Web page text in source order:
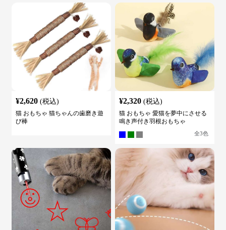
¥2,620 (税込)
猫 おもちゃ 猫ちゃんの歯磨き遊
び棒
¥2,320 (税込)
猫 おもちゃ 愛猫を夢中にさせる
鳴き声付き羽根おもちゃ
全3色